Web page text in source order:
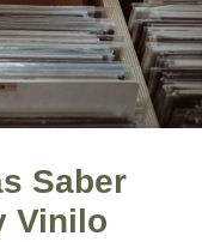
Saber
Vinilo